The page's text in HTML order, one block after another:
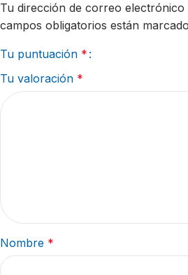
Tu dirección de correo electrónico
campos obligatorios están
Tu puntuación *
Tu valoración *
Nombre *